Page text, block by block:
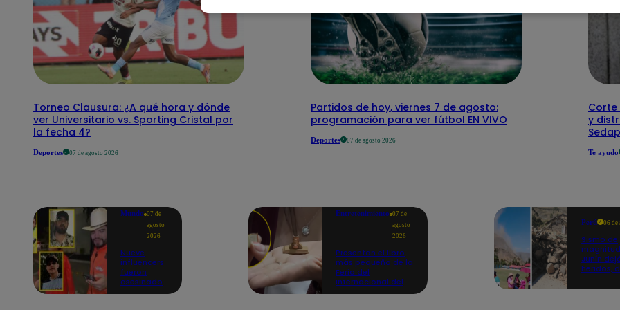
Torneo Clausura: ¿A qué hora y dónde
ver Universitario vs. Sporting Cristal por
la fecha 4?
Deportes 07 de agosto 2026
Partidos de hoy, viernes 7 de agosto:
programación para ver fútbol EN VIVO
Deportes 07 de agosto 2026
Corte
y
Te ayudo
Mundo 07 de
agosto
2026
Nueve
influencers
fueron
asesinados
Entretenimiento 07 de
agosto
2026
Presentan el libro
más pequeño de la
Feria del
Internacional del
Perú 06 de
Sismo de
Junín
heridos,
propició